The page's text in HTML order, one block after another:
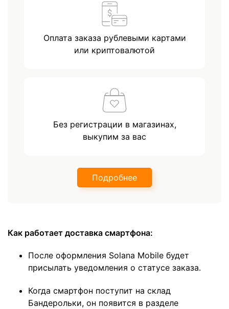
Оплата заказа рублевыми картами
или криптовалютой
Без регистрации в магазинах,
выкупим за вас
Подробнее
Как работает доставка смартфона:
После оформления Solana Mobile будет
присылать уведомления о статусе заказа.
Когда смартфон поступит на склад
Бандерольки, он появится в разделе